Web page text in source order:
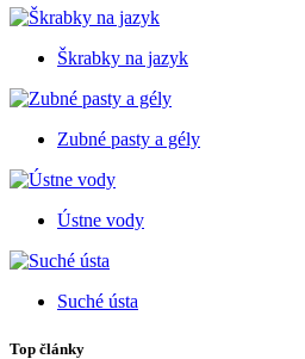
Škrabky na jazyk
Zubné pasty a gély
Ústne vody
Suché ústa
Top články